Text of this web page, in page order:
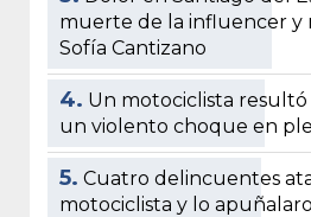
muerte de la influencer y
Sofía Cantizano
4. Un motociclista
un violento choque en
5. Cuatro delincuentes
motociclista y lo